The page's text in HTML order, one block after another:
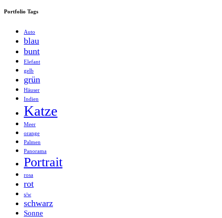
Portfolio Tags
Auto
blau
bunt
Elefant
gelb
grün
Häuser
Indien
Katze
Meer
orange
Palmen
Panorama
Portrait
rosa
rot
s/w
schwarz
Sonne